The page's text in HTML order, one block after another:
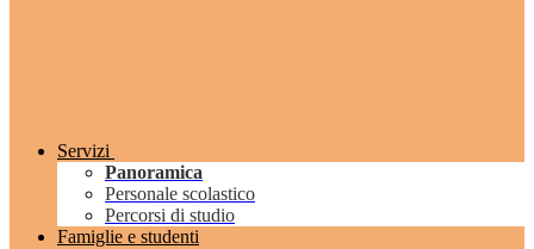
Servizi
Panoramica
Personale scolastico
Percorsi di studio
Famiglie e studenti